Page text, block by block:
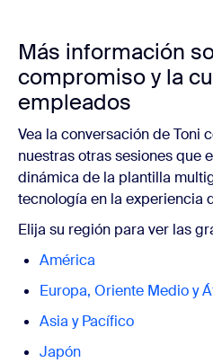
Más información
compromiso y la
empleados
Vea la conversación de Toni
nuestras otras sesiones que
dinámica de la plantilla
tecnología en la experiencia
Elija su región para ver las
América
Europa, Oriente Medio y
Asia y Pacífico
Japón